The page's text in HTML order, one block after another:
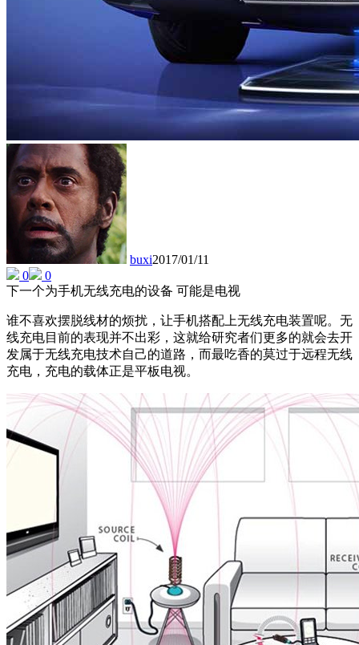
buxi2017/01/11
0
0
下一个为手机无线充电的设备 可能是电视
谁不喜欢摆脱线材的烦扰，让手机搭配上无线充电装置呢。无
线充电目前的表现并不出彩，这就给研究者们更多的就会去开
发属于无线充电技术自己的道路，而最吃香的莫过于远程无线
充电，充电的载体正是平板电视。